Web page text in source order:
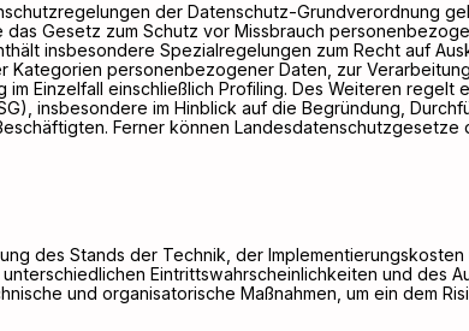
der Datenschutz-Grundverordnung
Gesetz zum Schutz vor Missbrauch
insbesondere Spezialregelungen zum Recht auf
Kategorien personenbezogener Daten, zur
Einzelfall einschließlich Profiling. Des Weiteren regelt
insbesondere im Hinblick auf die Begründung,
Ferner können Landesdatenschutzgesetze
des Stands der Technik, der Implementierungskosten
Eintrittswahrscheinlichkeiten und des
und organisatorische Maßnahmen, um ein dem